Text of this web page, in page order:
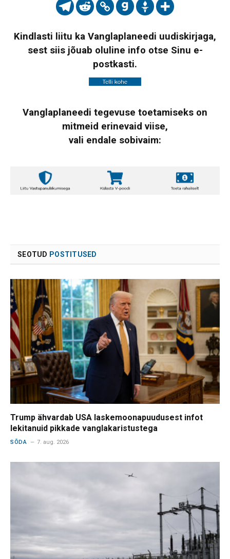
Kindlasti liitu ka Vanglaplaneedi uudiskirjaga,
sest siis jõuab oluline info otse Sinu e-
postkasti.
Vanglaplaneedi tegevuse toetamiseks on
mitmeid erinevaid viise,
vali endale sobivaim:
SEOTUD POSTITUSED
Trump ähvardab USA laskemoonapuudusest infot
lekitanuid pikkade vanglakaristustega
SÕDA 7. aug. 2026